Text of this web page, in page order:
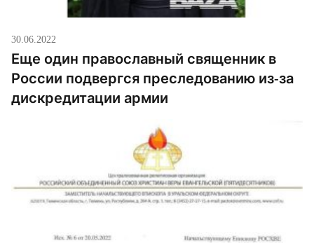
30.06.2022
Еще один православный священник в
России подвергся преследованию из-за
дискредитации армии